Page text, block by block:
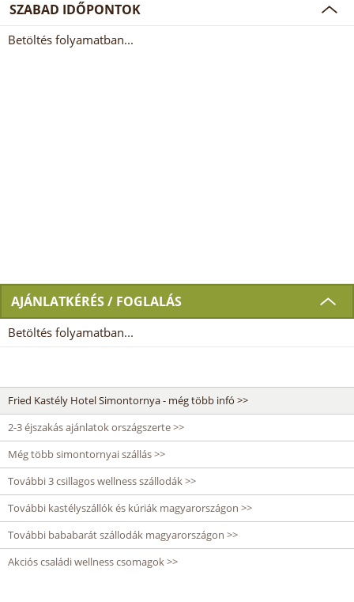
SZABAD IDŐPONTOK
Betöltés folyamatban...
AJÁNLATKÉRÉS / FOGLALÁS
Betöltés folyamatban...
Fried Kastély Hotel Simontornya - még több infó >>
2-3 éjszakás ajánlatok országszerte >>
Még több simontornyai szállás >>
További 3 csillagos wellness szállodák >>
További kastélyszállók és kúriák magyarországon >>
További bababarát szállodák magyarországon >>
Akciós családi wellness csomagok >>